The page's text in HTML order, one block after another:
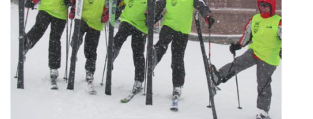
VIDEA
OBČASNÍK